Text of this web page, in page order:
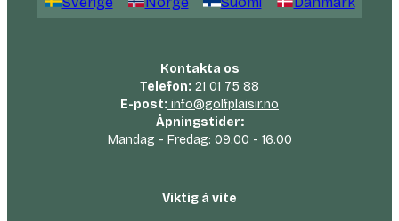
Kontakta os
Telefon: 21 01 75 88
E-post: info@golfplaisir.no
Åpningstider:
Mandag - Fredag: 09.00 - 16.00
Viktig å vite